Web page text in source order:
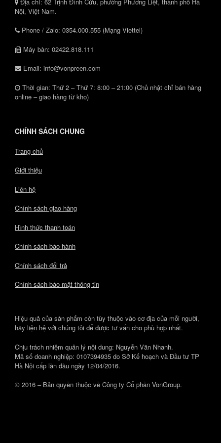
Nội, Việt Nam.
Phone / Zalo: 0354.000.555 (Mạng Viettel)
Máy bàn: 02422.818.111
Email: info@vonpreen.com
Thời gian: Thứ 2 – Thứ 7: 8:00 – 21:00 (Chủ nhật chỉ bán hàng
online – giao hàng từ kho)
CHÍNH SÁCH CHUNG
Trang chủ
Giới thiệu
Liên hệ
Chính sách giao hàng
Hình thức thanh toán
Chính sách bảo hành
Chính sách đổi trả
Chính sách bảo mật thông tin
Hiệu quả của sản phẩm còn tùy thuộc vào cơ địa của mỗi người,
hãy liện hệ với chúng tôi để được tư vấn cho phù hợp nhất.
Chịu trách nhiệm quản lý nội dung: Nguyễn Văn Nhanh.
Mã số doanh nghiệp: 0107394935 do Sở Kế hoạch và Đầu tư TP
Hà Nội cấp lần đầu ngày 12/04/2016.
© 2016 – Bản quyền thuộc về Công ty Cổ phần VonGroup.